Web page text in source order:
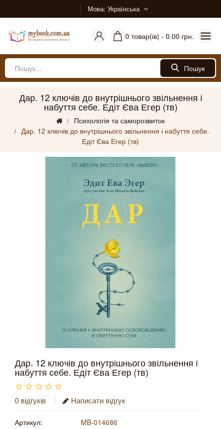
Мова Українська
0 товар(ів) - 0.00 грн.
Пошук
Дар. 12 ключів до внутрішнього звільнення і
набуття себе. Едіт Єва Егер (тв)
Психологія та саморозвиток
Дар. 12 ключів до внутрішнього звільнення і набуття себе.
Едіт Єва Егер (тв)
Дар. 12 ключів до внутрішнього звільнення і
набуття себе. Едіт Єва Егер (тв)
0 відгуків Написати відгук
Артикул:
MB-014686